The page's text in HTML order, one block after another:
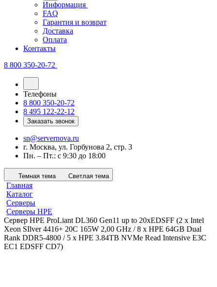
Информация
FAQ
Гарантия и возврат
Доставка
Оплата
Контакты
8 800 350-20-72
Телефоны
8 800 350-20-72
8 495 122-22-12
Заказать звонок
sn@servernova.ru
г. Москва, ул. Горбунова 2, стр. 3
Пн. – Пт.: с 9:30 до 18:00
Темная тема Светлая тема
Главная
Каталог
Серверы
Серверы HPE
Сервер HPE ProLiant DL360 Gen11 up to 20xEDSFF (2 x Intel
Xeon SIlver 4416+ 20C 165W 2,00 GHz / 8 x HPE 64GB Dual
Rank DDR5-4800 / 5 x HPE 3.84TB NVMe Read Intensive E3C
EC1 EDSFF CD7)